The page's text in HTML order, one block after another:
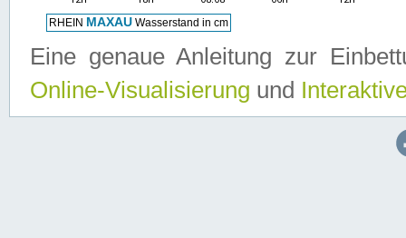
Eine genaue Anleitung zur
Online-Visualisierung und